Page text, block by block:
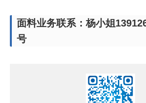
面料业务联系：杨小姐
号